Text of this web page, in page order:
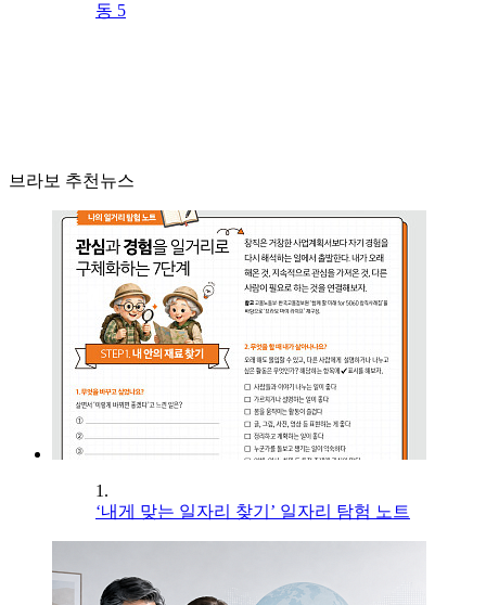
동 5
브라보 추천뉴스
1.
‘내게 맞는 일자리 찾기’ 일자리 탐험 노트